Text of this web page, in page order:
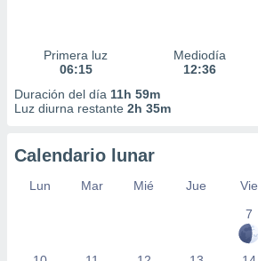
Primera luz
06:15
Mediodía
12:36
Duración del día 11h 59m
Luz diurna restante 2h 35m
Calendario lunar
Lun Mar Mié Jue Vie
7